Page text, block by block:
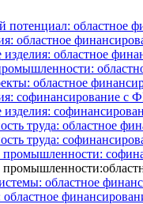
потенциал: областное
областное
областное
областное
софинансирование с
труда: областное
труда:
промышленности:
областное